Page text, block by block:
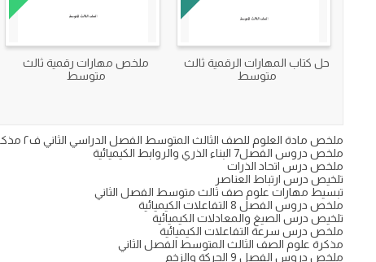
حل كتاب المهارات الرقمية ثالث
متوسط
ملخص مهارات رقمية ثالث
متوسط
ملخص مادة العلوم للصف الثالث المتوسط الفصل الدراسي الثاني ف٢ مذكرة اسئلة دروس وحدات العلوم ثالث متوسط الجزء الثاني ف2 1447 على موقع نماذجي التعليمي.
ملخص دروس الفصل7 البناء الذري والروابط الكيميائية
ملخص درس اتحاد الذرات
تلخيص درس ارتباط العناصر
تبسيط مهارات علوم صف ثالث متوسط الفصل الثاني
ملخص دروس الفصل 8 التفاعلات الكيميائية
تلخيص درس الصيغ والمعادلات الكيميائية
ملخص درس سرعة التفاعلات الكيميائية
مذكرة علوم الصف الثالث المتوسط الفصل الثاني
ملخص دروس الفصل 9 الحركة والزخم